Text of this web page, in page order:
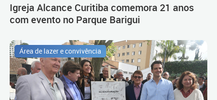
Igreja Alcance Curitiba comemora 21 anos
com evento no Parque Barigui
Área de lazer e convivência